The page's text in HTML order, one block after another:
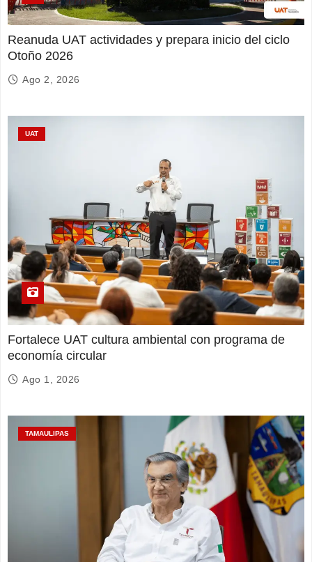
Reanuda UAT actividades y prepara inicio del ciclo
Otoño 2026
Ago 2, 2026
UAT
Fortalece UAT cultura ambiental con programa de
economía circular
Ago 1, 2026
TAMAULIPAS